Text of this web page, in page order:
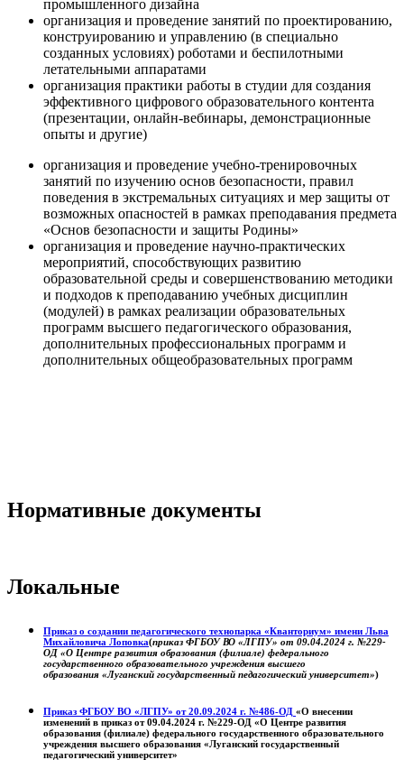
промышленного дизайна
организация и проведение занятий по проектированию,
конструированию и управлению (в специально
созданных условиях) роботами и беспилотными
летательными аппаратами
организация практики работы в студии для создания
эффективного цифрового образовательного контента
(презентации, онлайн-вебинары, демонстрационные
опыты и другие)
организация и проведение учебно-тренировочных
занятий по изучению основ безопасности, правил
поведения в экстремальных ситуациях и мер защиты от
возможных опасностей в рамках преподавания предмета
«Основ безопасности и защиты Родины»
организация и проведение научно-практических
мероприятий, способствующих развитию
образовательной среды и совершенствованию методики
и подходов к преподаванию учебных дисциплин
(модулей) в рамках реализации образовательных
программ высшего педагогического образования,
дополнительных профессиональных программ и
дополнительных общеобразовательных программ
Нормативные документы
Локальные
Приказ о создании педагогического технопарка «Кванториум» имени Льва
Михайловича Лоповка(приказ ФГБОУ ВО «ЛГПУ» от 09.04.2024 г. №229-
ОД «О Центре развития образования (филиале) федерального
государственного образовательного учреждения высшего
образования «Луганский государственный педагогический университет»)
Приказ ФГБОУ ВО «ЛГПУ» от 20.09.2024 г. №486-ОД «О внесении
изменений в приказ от 09.04.2024 г. №229-ОД «О Центре развития
образования (филиале) федерального государственного образовательного
учреждения высшего образования «Луганский государственный
педагогический университет»